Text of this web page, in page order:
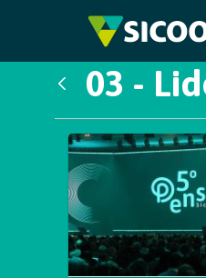
Pular para o Conteúdo
03 -
Galeria de Mídias